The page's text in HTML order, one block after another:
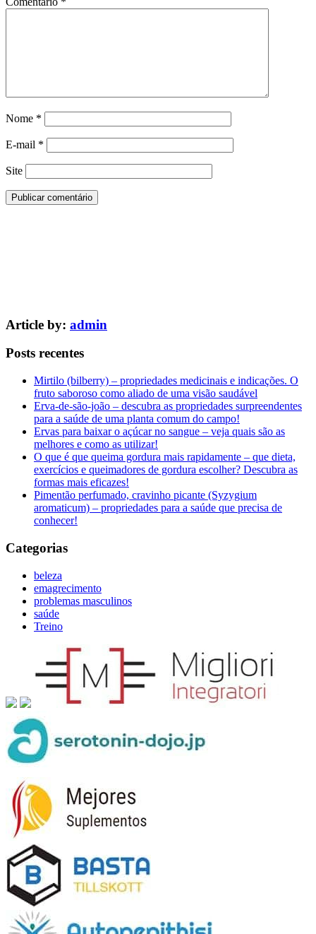
Nome *
E-mail *
Site
Article by: admin
Posts recentes
Mirtilo (bilberry) – propriedades medicinais e indicações. O
fruto saboroso como aliado de uma visão saudável
Erva-de-são-joão – descubra as propriedades surpreendentes
para a saúde de uma planta comum do campo!
Ervas para baixar o açúcar no sangue – veja quais são as
melhores e como as utilizar!
O que é que queima gordura mais rapidamente – que dieta,
exercícios e queimadores de gordura escolher? Descubra as
formas mais eficazes!
Pimentão perfumado, cravinho picante (Syzygium
aromaticum) – propriedades para a saúde que precisa de
conhecer!
Categorias
beleza
emagrecimento
problemas masculinos
saúde
Treino